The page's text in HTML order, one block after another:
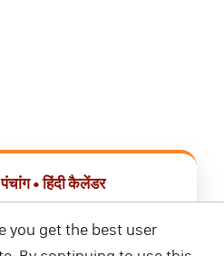
• हिंदी कैलेंडर
you get the best user